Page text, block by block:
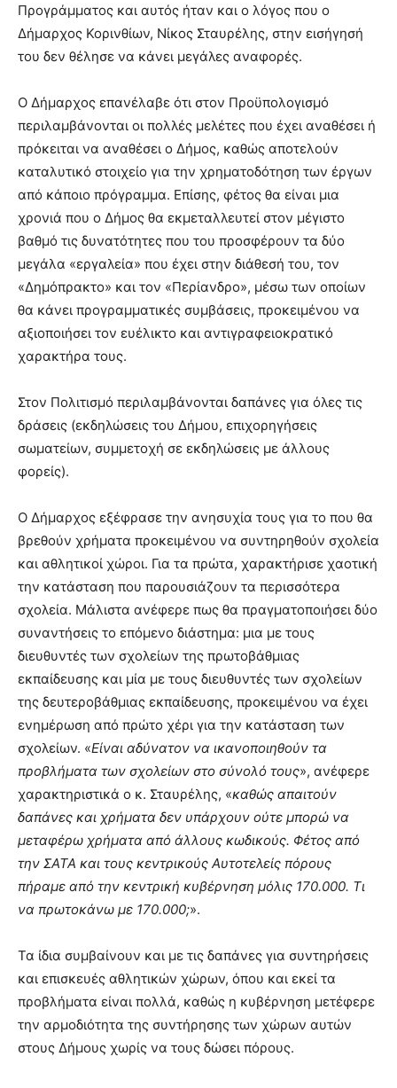
Προγράμματος και αυτός ήταν και ο λόγος που ο
Δήμαρχος Κορινθίων, Νίκος Σταυρέλης, στην εισήγησή
του δεν θέλησε να κάνει μεγάλες αναφορές.
Ο Δήμαρχος επανέλαβε ότι στον Προϋπολογισμό
περιλαμβάνονται οι πολλές μελέτες που έχει αναθέσει ή
πρόκειται να αναθέσει ο Δήμος, καθώς αποτελούν
καταλυτικό στοιχείο για την χρηματοδότηση των έργων
από κάποιο πρόγραμμα. Επίσης, φέτος θα είναι μια
χρονιά που ο Δήμος θα εκμεταλλευτεί στον μέγιστο
βαθμό τις δυνατότητες που του προσφέρουν τα δύο
μεγάλα «εργαλεία» που έχει στην διάθεσή του, τον
«Δημόπρακτο» και τον «Περίανδρο», μέσω των οποίων
θα κάνει προγραμματικές συμβάσεις, προκειμένου να
αξιοποιήσει τον ευέλικτο και αντιγραφειοκρατικό
χαρακτήρα τους.
Στον Πολιτισμό περιλαμβάνονται δαπάνες για όλες τις
δράσεις (εκδηλώσεις του Δήμου, επιχορηγήσεις
σωματείων, συμμετοχή σε εκδηλώσεις με άλλους
φορείς).
Ο Δήμαρχος εξέφρασε την ανησυχία τους για το που θα
βρεθούν χρήματα προκειμένου να συντηρηθούν σχολεία
και αθλητικοί χώροι. Για τα πρώτα, χαρακτήρισε χαοτική
την κατάσταση που παρουσιάζουν τα περισσότερα
σχολεία. Μάλιστα ανέφερε πως θα πραγματοποιήσει δύο
συναντήσεις το επόμενο διάστημα: μια με τους
διευθυντές των σχολείων της πρωτοβάθμιας
εκπαίδευσης και μία με τους διευθυντές των σχολείων
της δευτεροβάθμιας εκπαίδευσης, προκειμένου να έχει
ενημέρωση από πρώτο χέρι για την κατάσταση των
σχολείων. «Είναι αδύνατον να ικανοποιηθούν τα
προβλήματα των σχολείων στο σύνολό τους», ανέφερε
χαρακτηριστικά ο κ. Σταυρέλης, «καθώς απαιτούν
δαπάνες και χρήματα δεν υπάρχουν ούτε μπορώ να
μεταφέρω χρήματα από άλλους κωδικούς. Φέτος από
την ΣΑΤΑ και τους κεντρικούς Αυτοτελείς πόρους
πήραμε από την κεντρική κυβέρνηση μόλις 170.000. Τι
να πρωτοκάνω με 170.000;».
Τα ίδια συμβαίνουν και με τις δαπάνες για συντηρήσεις
και επισκευές αθλητικών χώρων, όπου και εκεί τα
προβλήματα είναι πολλά, καθώς η κυβέρνηση μετέφερε
την αρμοδιότητα της συντήρησης των χώρων αυτών
στους Δήμους χωρίς να τους δώσει πόρους.